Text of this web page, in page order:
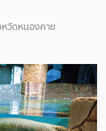
หวัดหนองคาย